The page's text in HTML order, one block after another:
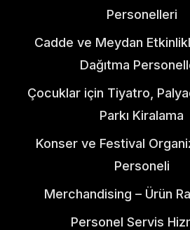
Personelleri​
Cadde ve Meydan
Dağıtma
Çocuklar için Tiyatro,
Parkı Kiralama
Konser ve Festival
Personeli
Merchandising – Ürün
Personel Servis